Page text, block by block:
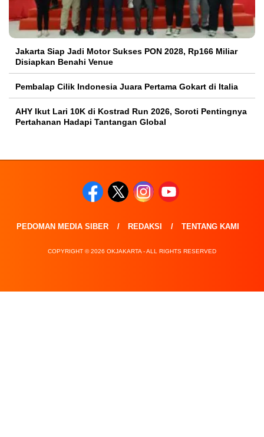
Jakarta Siap Jadi Motor Sukses PON 2028, Rp166 Miliar
Disiapkan Benahi Venue
Pembalap Cilik Indonesia Juara Pertama Gokart di Italia
AHY Ikut Lari 10K di Kostrad Run 2026, Soroti Pentingnya
Pertahanan Hadapi Tantangan Global
PEDOMAN MEDIA SIBER REDAKSI TENTANG KAMI
COPYRIGHT © 2026 OKJAKARTA - ALL RIGHTS RESERVED